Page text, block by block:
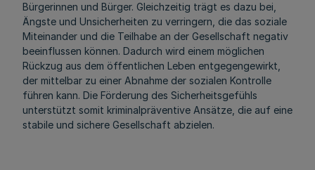
Bürgerinnen und Bürger. Gleichzeitig trägt es dazu bei,
Ängste und Unsicherheiten zu verringern, die das soziale
Miteinander und die Teilhabe an der Gesellschaft negativ
beeinflussen können. Dadurch wird einem möglichen
Rückzug aus dem öffentlichen Leben entgegengewirkt,
der mittelbar zu einer Abnahme der sozialen Kontrolle
führen kann. Die Förderung des Sicherheitsgefühls
unterstützt somit kriminalpräventive Ansätze, die auf eine
stabile und sichere Gesellschaft abzielen.